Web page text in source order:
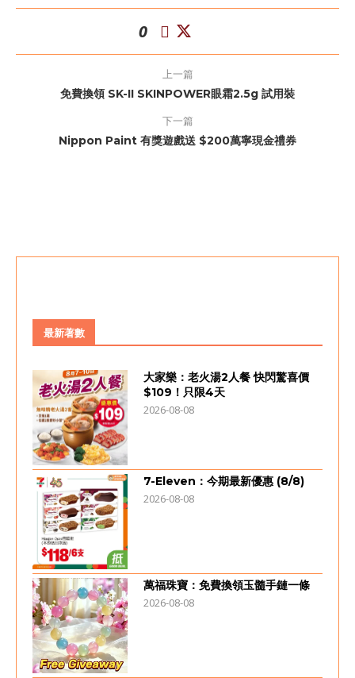
0
上一篇
免費換領 SK-II SKINPOWER眼霜2.5g 試用裝
下一篇
Nippon Paint 有獎遊戲送 $200萬寧現金禮券
最新著數
大家樂：老火湯2人餐 快閃驚喜價
$109！只限4天
2026-08-08
7-Eleven：今期最新優惠 (8/8)
2026-08-08
萬福珠寶：免費換領玉髓手鏈一條
2026-08-08